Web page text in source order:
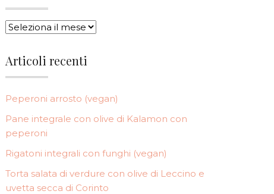
ARCHIVI
Articoli recenti
Peperoni arrosto (vegan)
Pane integrale con olive di Kalamon con
peperoni
Rigatoni integrali con funghi (vegan)
Torta salata di verdure con olive di Leccino e
uvetta secca di Corinto